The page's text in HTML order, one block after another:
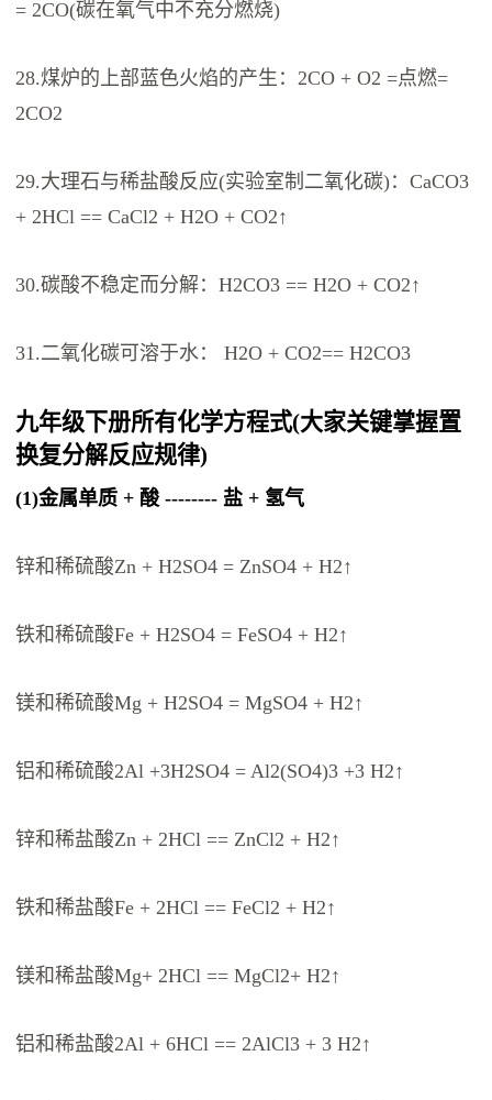
= 2CO(碳在氧气中不充分燃烧)
28.煤炉的上部蓝色火焰的产生：2CO + O2 =点燃=
2CO2
29.大理石与稀盐酸反应(实验室制二氧化碳)：CaCO3
+ 2HCl == CaCl2 + H2O + CO2↑
30.碳酸不稳定而分解：H2CO3 == H2O + CO2↑
31.二氧化碳可溶于水： H2O + CO2== H2CO3
九年级下册所有化学方程式(大家关键掌握置
换复分解反应规律)
(1)金属单质 + 酸 -------- 盐 + 氢气
锌和稀硫酸Zn + H2SO4 = ZnSO4 + H2↑
铁和稀硫酸Fe + H2SO4 = FeSO4 + H2↑
镁和稀硫酸Mg + H2SO4 = MgSO4 + H2↑
铝和稀硫酸2Al +3H2SO4 = Al2(SO4)3 +3 H2↑
锌和稀盐酸Zn + 2HCl == ZnCl2 + H2↑
铁和稀盐酸Fe + 2HCl == FeCl2 + H2↑
镁和稀盐酸Mg+ 2HCl == MgCl2+ H2↑
铝和稀盐酸2Al + 6HCl == 2AlCl3 + 3 H2↑